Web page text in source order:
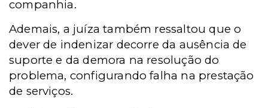
companhia.
Ademais, a juíza também ressaltou que o
dever de indenizar decorre da ausência de
suporte e da demora na resolução do
problema, configurando falha na prestação
de serviços.